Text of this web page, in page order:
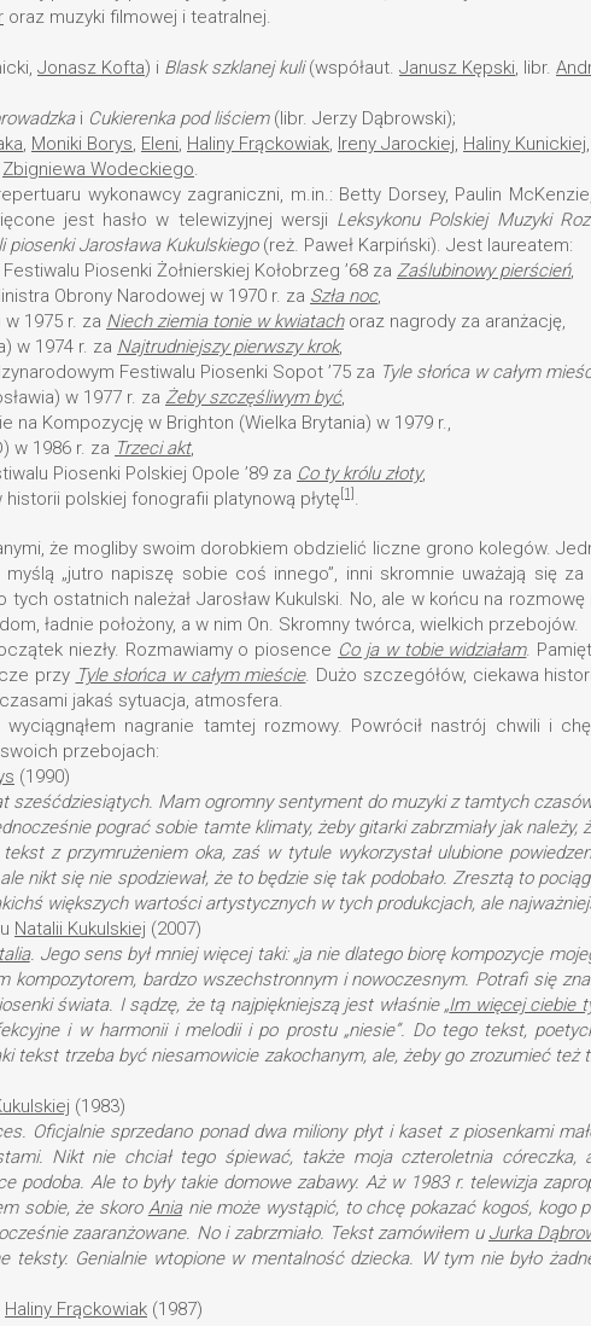
oraz muzyki filmowej i teatralnej.
Jonasz Kofta) i Blask szklanej kuli(współaut. Janusz Kępski, libr.
i Cukierenka pod liściem(libr. Jerzy Dąbrowski);
, Moniki Borys, Eleni, Haliny Frąckowiak, Ireny Jarockiej, Haliny Kunickiej,
Zbigniewa Wodeckiego.
wykonawcy zagraniczni, m.in.: Betty Dorsey, Paulin
jest hasło w telewizyjnej wersji Leksykonu Polskiej Muzyki
piosenki Jarosława Kukulskiego(reż. Paweł Karpiński). Jest laureatem:
Piosenki Żołnierskiej Kołobrzeg ’68 za Zaślubinowy pierścień,
Obrony Narodowej w 1970 r. za Szła noc,
1975 r. za Niech ziemia tonie w kwiatachoraz nagrody za aranżację,
w 1974 r. za Najtrudniejszy pierwszy krok,
Festiwalu Piosenki Sopot ’75 za Tyle słońca w całym
w 1977 r. za Żeby szczęśliwym być,
na Kompozycję w Brighton (Wielka Brytania) w 1979 r.,
w 1986 r. za Trzeci akt,
Piosenki Polskiej Opole ’89 za Co ty królu złoty,
polskiej fonografii platynową płytę[1] .
że mogliby swoim dorobkiem obdzielić liczne grono kolegów.
„jutro napiszę sobie coś innego”, inni skromnie uważają się
ostatnich należał Jarosław Kukulski. No, ale w końcu na
ładnie położony, a w nim On. Skromny twórca, wielkich przebojów.
niezły. Rozmawiamy o piosence Co ja w tobie widziałam.
przy Tyle słońca w całym mieście. Dużo szczegółów, ciekawa
jakaś sytuacja, atmosfera.
nagranie tamtej rozmowy. Powrócił nastrój chwili i
przebojach:
(1990)
sześćdziesiątych. Mam ogromny sentyment do muzyki z tamtych
pograć sobie tamte klimaty, żeby gitarki zabrzmiały jak należy,
z przymrużeniem oka, zaś w tytule wykorzystał ulubione
nikt się nie spodziewał, że to będzie się tak podobało. Zresztą to
większych wartości artystycznych w tych produkcjach, ale
Natalii Kukulskiej (2007)
. Jego sens był mniej więcej taki: „ja nie dlatego biorę kompozycje
bardzo wszechstronnym i nowoczesnym. Potrafi się
świata. I sądzę, że tą najpiękniejszą jest właśnie „Im więcej ciebie
i w harmonii i melodii i po prostu „niesie”. Do tego tekst,
tekst trzeba być niesamowicie zakochanym, ale, żeby go zrozumieć
(1983)
Oficjalnie sprzedano ponad dwa miliony płyt i kaset z piosenkami
Nikt nie chciał tego śpiewać, także moja czteroletnia
Ale to były takie domowe zabawy. Aż w 1983 r. telewizja
sobie, że skoro Anianie może wystąpić, to chcę pokazać kogoś, kogo
zaaranżowane. No i zabrzmiało. Tekst zamówiłem u Jurka
teksty. Genialnie wtopione w mentalność dziecka. W tym nie było
Haliny Frąckowiak (1987)